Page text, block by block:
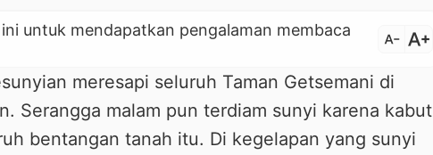
untuk mendapatkan pengalaman membaca
text_decrease text_increase
meresapi seluruh Taman Getsemani di
Serangga malam pun terdiam sunyi karena kabut
bentangan tanah itu. Di kegelapan yang sunyi